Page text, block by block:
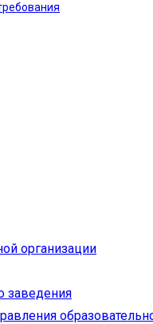
организации
заведения